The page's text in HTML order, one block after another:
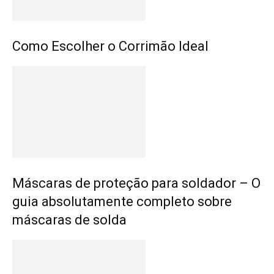
Como Escolher o Corrimão Ideal
Máscaras de proteção para soldador – O
guia absolutamente completo sobre
máscaras de solda